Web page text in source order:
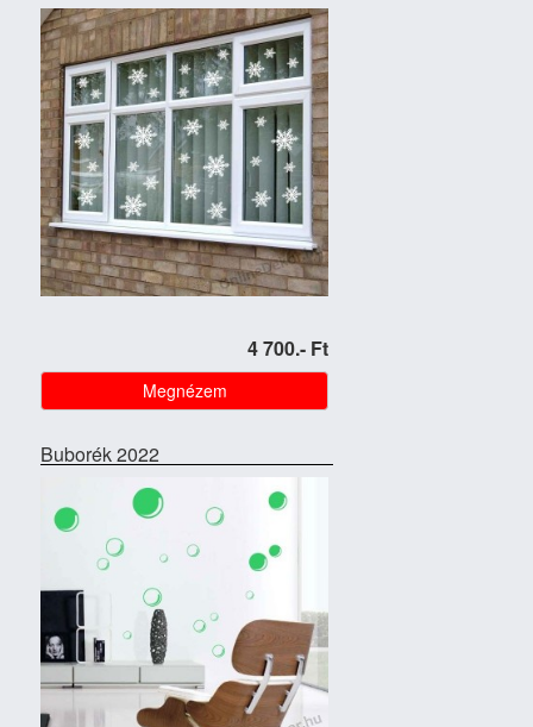
4 700.- Ft
Megnézem
Buborék 2022